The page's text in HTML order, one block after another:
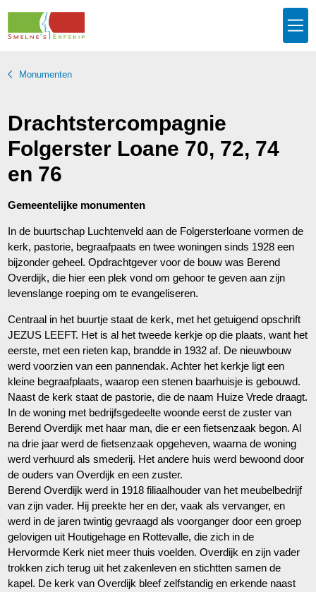
Monumenten
Drachtstercompagnie
Folgerster Loane 70, 72, 74
en 76
Gemeentelijke monumenten
In de buurtschap Luchtenveld aan de Folgersterloane vormen de
kerk, pastorie, begraafpaats en twee woningen sinds 1928 een
bijzonder geheel. Opdrachtgever voor de bouw was Berend
Overdijk, die hier een plek vond om gehoor te geven aan zijn
levenslange roeping om te evangeliseren.
Centraal in het buurtje staat de kerk, met het getuigend opschrift
JEZUS LEEFT. Het is al het tweede kerkje op die plaats, want het
eerste, met een rieten kap, brandde in 1932 af. De nieuwbouw
werd voorzien van een pannendak. Achter het kerkje ligt een
kleine begraafplaats, waarop een stenen baarhuisje is gebouwd.
Naast de kerk staat de pastorie, die de naam Huize Vrede draagt.
In de woning met bedrijfsgedeelte woonde eerst de zuster van
Berend Overdijk met haar man, die er een fietsenzaak begon. Al
na drie jaar werd de fietsenzaak opgeheven, waarna de woning
werd verhuurd als smederij. Het andere huis werd bewoond door
de ouders van Overdijk en een zuster.
Berend Overdijk werd in 1918 filiaalhouder van het meubelbedrijf
van zijn vader. Hij preekte her en der, vaak als vervanger, en
werd in de jaren twintig gevraagd als voorganger door een groep
gelovigen uit Houtigehage en Rottevalle, die zich in de
Hervormde Kerk niet meer thuis voelden. Overdijk en zijn vader
trokken zich terug uit het zakenleven en stichtten samen de
kapel. De kerk van Overdijk bleef zelfstandig en erkende naast